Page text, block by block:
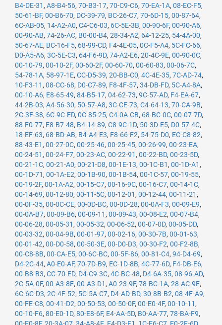
B4-DE-31 , A8-B4-56, 70-B3-17, 70-C9-C6, 70-EA-1A, 08-EC-F5,
50-61-BF, 00-B6-70, DC-39-79, BC-26-C7, 70-6D-15, 00-87-64,
6C-AB-05, 14-A2-A0, C4-C6-03, 6C-5E-3B, 00-90-6F, 00-90-A6,
00-90-AB, 74-26-AC, B0-00-B4, 28-34-A2, 64-12-25, 54-4A-00,
50-67-AE, BC-16-F5, 68-99-CD, F4-4E-05, 0C-F5-A4, 5C-FC-66,
D0-A5-A6, 3C-5E-C3, 64-F6-9D, 74-A2-E6, 20-4C-9E, 00-90-0C,
00-10-79, 00-10-2F, 00-60-2F, 00-60-70, 00-60-83, 00-06-7C,
54-78-1A, 58-97-1E, CC-D5-39, 20-BB-C0, 4C-4E-35, 7C-AD-74,
10-F3-11 , 08-CC-68, D0-C7-89, F8-4F-57, 34-DB-FD, 5C-A4-8A,
00-10-A6, E8-65-49, 84-B5-17, 04-62-73, 9C-57-AD, F4-EA-67,
44-2B-03, A4-56-30, 50-57-A8, 3C-CE-73, C4-64-13, 70-CA-9B,
2C-3F-38, 6C-9C-ED, 0C-85-25, C4-0A-CB, 68-BC-0C, 00-07-7D,
88-F0-77, E8-B7-48, B4-14-89, C8-9C-1D, 50-3D-E5, D0-57-4C,
18-EF-63, 68-BD-AB, B4-A4-E3, F8-66-F2, 54-75-D0, EC-C8-82,
88-43-E1 , 00-27-0C, 00-25-46, 00-25-45, 00-26-99, 00-23-EA,
00-24-51 , 00-24-F7, 00-23-AC, 00-22-91 , 00-22-BD, 00-23-5D,
00-21-1C, 00-21-A0, 00-21-D8, 00-1E-13, 00-1C-B1 , 00-1D-A1 ,
00-1D-71 , 00-1A-E2, 00-1B-90, 00-1B-54, 00-1C-57, 00-19-55,
00-19-2F, 00-1A-A2, 00-15-C7, 00-16-9C, 00-16-C7, 00-14-1C,
00-14-69, 00-12-80, 00-11-5C, 00-12-01 , 00-12-44, 00-11-21 ,
00-0F-35, 00-0C-CE, 00-0D-BC, 00-0D-28, 00-0A-F3, 00-09-E9,
00-0A-B7, 00-09-B6, 00-09-11 , 00-09-43, 00-08-E2, 00-07-B4,
00-06-28, 00-05-31 , 00-05-32, 00-06-52, 00-07-0D, 00-05-DD,
00-03-32, 00-04-9B, 00-01-97, 00-02-16, 00-30-7B, 00-01-63,
00-01-42, 00-D0-58, 00-50-3E, 00-D0-D3, 00-30-F2, 00-F2-8B,
00-C8-8B, 00-CA-E5, 00-6C-BC, 00-5F-86, 00-81-C4, 94-D4-69,
D4-2C-44, A0-E0-AF, 70-7D-B9, EC-1D-8B, 4C-77-6D, F4-DB-E6,
00-B8-B3, CC-70-ED, D4-C9-3C, 4C-BC-48, D4-6A-35, 08-96-AD,
2C-5A-0F, 00-A3-8E, 00-A3-D1 , A0-23-9F, 78-BC-1A, 28-AC-9E,
6C-6C-D3, 2C-4F-52, 5C-5A-C7, D4-AD-BD, 30-8B-B2, 08-4F-A9,
00-FE-C8, 00-41-D2, 00-50-53, 00-50-0F, 00-E0-4F, 00-10-11 ,
00-10-F6, 80-E0-1D, 80-E8-6F, E4-AA-5D, B0-AA-77, 78-BA-F9,